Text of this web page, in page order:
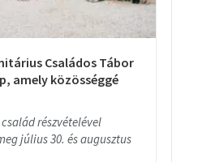
Családos Tábor
amely közösséggé
részvételével
július 30. és augusztus